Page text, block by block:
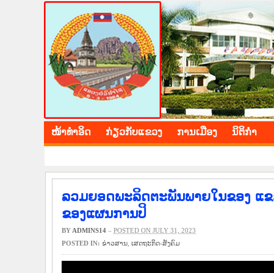
BOLIKHAMXAY
ໜ້າ​ທຳ​ອິດ ​ກ່ຽວ​ກັບ​ແຂວງ ​ການ​ເມືອງ ນິ​ຕິ​ກຳ
ລວມຍອດພະລິດຕະພັນພາຍໃນຂອງ ແຂ
ຂອງແຜນການປິ
BY ADMINS14 – POSTED ON JULY 31, 2023
POSTED IN: ​ຂ່າວ​ສານ ​ເສດ​ຖະ​ກິດ-ສັງ​ຄົມ